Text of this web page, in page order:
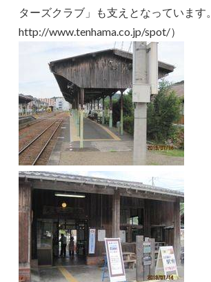
ターズクラブ」も支えとなっています。
http://www.tenhama.co.jp/spot/）